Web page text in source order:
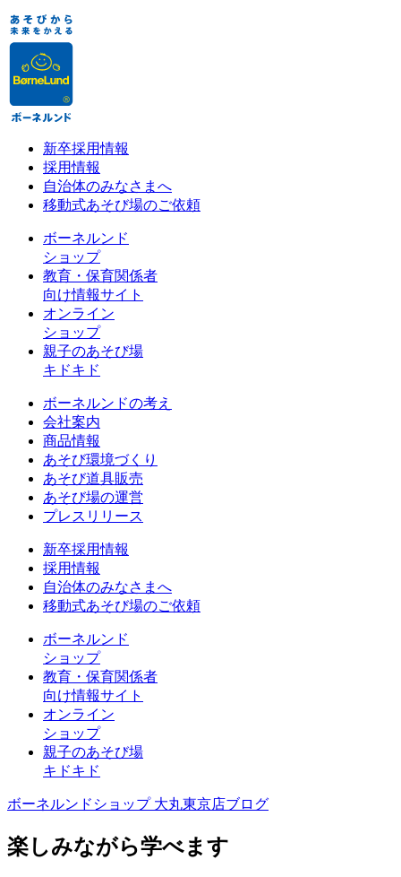
新卒採用情報
採用情報
自治体のみなさまへ
移動式あそび場のご依頼
ボーネルンド
ショップ
教育・保育関係者
向け情報サイト
オンライン
ショップ
親子のあそび場
キドキド
ボーネルンドの考え
会社案内
商品情報
あそび環境づくり
あそび道具販売
あそび場の運営
プレスリリース
新卒採用情報
採用情報
自治体のみなさまへ
移動式あそび場のご依頼
ボーネルンド
ショップ
教育・保育関係者
向け情報サイト
オンライン
ショップ
親子のあそび場
キドキド
ボーネルンドショップ 大丸東京店ブログ
楽しみながら学べます